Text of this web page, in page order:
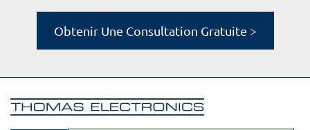
Obtenir Une Consultation Gratuite >